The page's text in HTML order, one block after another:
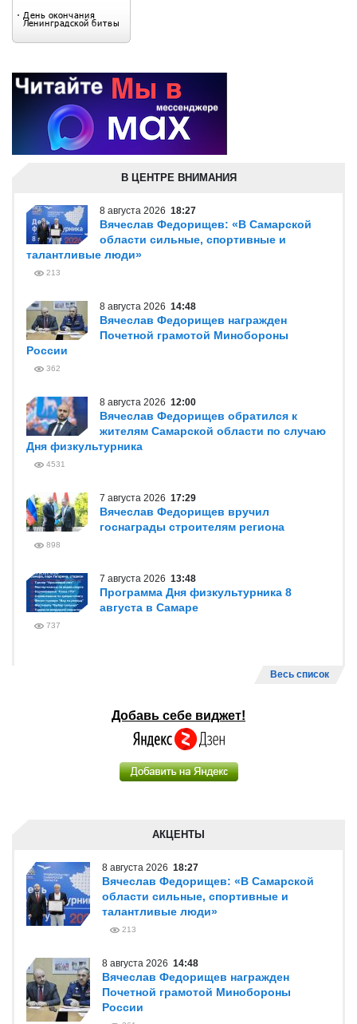
В ЦЕНТРЕ ВНИМАНИЯ
8 августа 2026 18:27
Вячеслав Федорищев: «В Самарской
области сильные, спортивные и
талантливые люди»
213
8 августа 2026 14:48
Вячеслав Федорищев награжден
Почетной грамотой Минобороны
России
362
8 августа 2026 12:00
Вячеслав Федорищев обратился к
жителям Самарской области по случаю
Дня физкультурника
4531
7 августа 2026 17:29
Вячеслав Федорищев вручил
госнаграды строителям региона
898
7 августа 2026 13:48
Программа Дня физкультурника 8
августа в Самаре
737
Весь список
Добавь себе виджет!
АКЦЕНТЫ
8 августа 2026 18:27
Вячеслав Федорищев: «В Самарской
области сильные, спортивные и
талантливые люди»
213
8 августа 2026 14:48
Вячеслав Федорищев награжден
Почетной грамотой Минобороны
России